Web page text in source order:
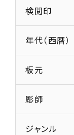
検閲印
年代（西暦）
板元
彫師
ジャンル